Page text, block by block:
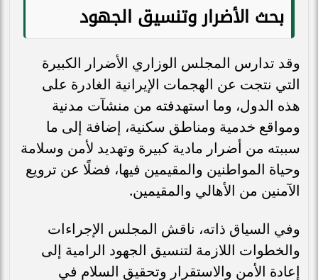
بحث الأضرار وتنسيق الجهود
وقد تدارس المجلس الوزاري الأضرار الكبيرة
التي نتجت عن الهجمات الإيرانية الغادرة على
هذه الدول، وما استهدفته من منشآت مدنية
ومواقع خدمية ومناطق سكنية، إضافة إلى ما
سببته من أضرار مادية كبيرة وتهديد لأمن وسلامة
وحياة المواطنين والمقيمين فيها، فضلًا عن ترويع
الآمنين من الأهالي والمقيمين.
وفي السياق ذاته، ناقش المجلس الإجراءات
والخطوات اللازمة لتنسيق الجهود الرامية إلى
إعادة الأمن والاستقرار وتحقيق السلام في